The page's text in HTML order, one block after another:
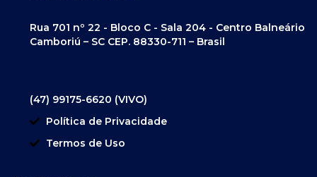
Rua 701 nº 22 - Bloco C - Sala 204 - Centro Balneário
Camboriú – SC CEP. 88330-711 – Brasil
(47) 99175-6620 (VIVO)
Política de Privacidade
Termos de Uso